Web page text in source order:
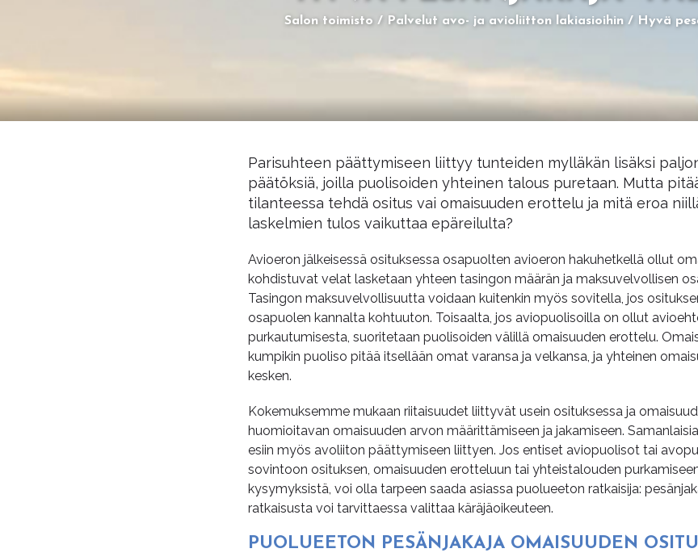
Salon toimisto Palvelut avo- ja avioliitton lakiasioihin Hyvä
Parisuhteen päättymiseen liittyy tunteiden mylläkän lisäksi
päätöksiä, joilla puolisoiden yhteinen talous puretaan. Mutta
tilanteessa tehdä ositus vai omaisuuden erottelu ja mitä eroa
laskelmien tulos vaikuttaa epäreilulta?
Avioeron jälkeisessä osituksessa osapuolten avioeron hakuhetkellä ollut
kohdistuvat velat lasketaan yhteen tasingon määrän ja maksuvelvollisen
Tasingon maksuvelvollisuutta voidaan kuitenkin myös sovitella, jos
osapuolen kannalta kohtuuton. Toisaalta, jos aviopuolisoilla on ollut
purkautumisesta, suoritetaan puolisoiden välillä omaisuuden erottelu.
kumpikin puoliso pitää itsellään omat varansa ja velkansa, ja yhteinen
kesken.
Kokemuksemme mukaan riitaisuudet liittyvät usein osituksessa ja
huomioitavan omaisuuden arvon määrittämiseen ja jakamiseen.
esiin myös avoliiton päättymiseen liittyen. Jos entiset aviopuolisot tai
sovintoon osituksen, omaisuuden erotteluun tai yhteistalouden
kysymyksistä, voi olla tarpeen saada asiassa puolueeton ratkaisija:
ratkaisusta voi tarvittaessa valittaa käräjäoikeuteen.
PUO­LU­EE­TON PE­SÄN­JA­KA­JA OMAI­SUU­DEN